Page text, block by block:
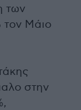
των
τον Μάιο
στην